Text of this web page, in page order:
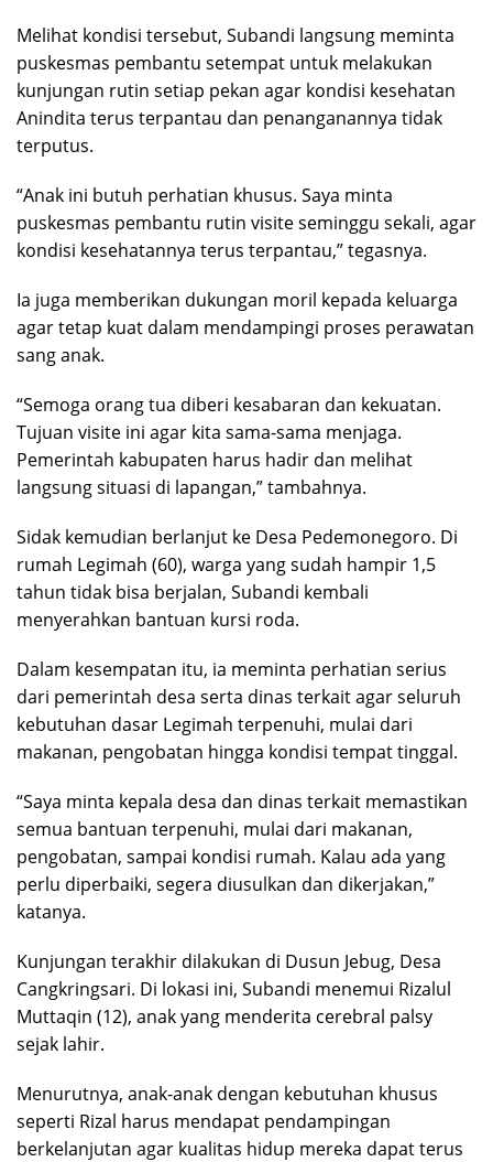
Melihat kondisi tersebut, Subandi langsung meminta
puskesmas pembantu setempat untuk melakukan
kunjungan rutin setiap pekan agar kondisi kesehatan
Anindita terus terpantau dan penanganannya tidak
terputus.
“Anak ini butuh perhatian khusus. Saya minta
puskesmas pembantu rutin visite seminggu sekali, agar
kondisi kesehatannya terus terpantau,” tegasnya.
Ia juga memberikan dukungan moril kepada keluarga
agar tetap kuat dalam mendampingi proses perawatan
sang anak.
“Semoga orang tua diberi kesabaran dan kekuatan.
Tujuan visite ini agar kita sama-sama menjaga.
Pemerintah kabupaten harus hadir dan melihat
langsung situasi di lapangan,” tambahnya.
Sidak kemudian berlanjut ke Desa Pedemonegoro. Di
rumah Legimah (60), warga yang sudah hampir 1,5
tahun tidak bisa berjalan, Subandi kembali
menyerahkan bantuan kursi roda.
Dalam kesempatan itu, ia meminta perhatian serius
dari pemerintah desa serta dinas terkait agar seluruh
kebutuhan dasar Legimah terpenuhi, mulai dari
makanan, pengobatan hingga kondisi tempat tinggal.
“Saya minta kepala desa dan dinas terkait memastikan
semua bantuan terpenuhi, mulai dari makanan,
pengobatan, sampai kondisi rumah. Kalau ada yang
perlu diperbaiki, segera diusulkan dan dikerjakan,”
katanya.
Kunjungan terakhir dilakukan di Dusun Jebug, Desa
Cangkringsari. Di lokasi ini, Subandi menemui Rizalul
Muttaqin (12), anak yang menderita cerebral palsy
sejak lahir.
Menurutnya, anak-anak dengan kebutuhan khusus
seperti Rizal harus mendapat pendampingan
berkelanjutan agar kualitas hidup mereka dapat terus